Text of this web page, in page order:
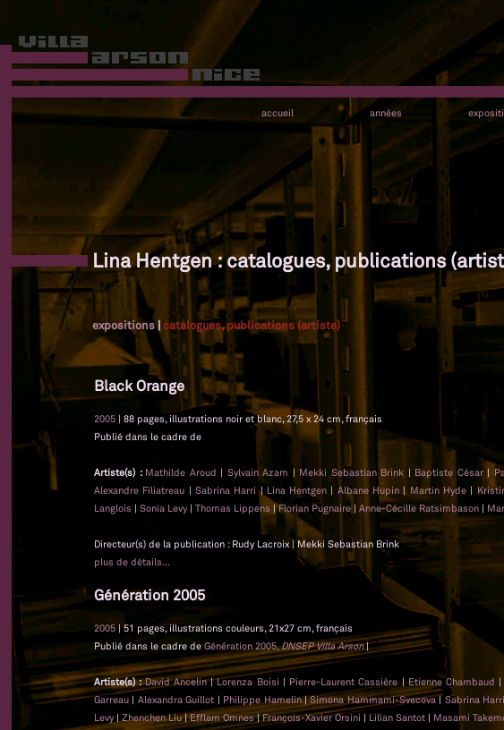
accueil années
Lina Hentgen : catalogues, publications
expositions|catalogues, publications (artiste)
Black Orange
2005 | 88 pages, illustrations noir et blanc, 27,5 x 24 cm, français
Publié dans le cadre de
Artiste(s) : Mathilde Aroud | Sylvain Azam | Mekki Sebastian Brink | Baptiste César|
Alexandre Filiatreau | Sabrina Harri | Lina Hentgen | Albane Hupin | Martin Hyde |
Langlois | Sonia Levy| Thomas Lippens |Florian Pugnaire| Anne-Cécille Ratsimbason |
Directeur(s) de la publication : Rudy Lacroix | Mekki Sebastian Brink
plus de détails...
Génération 2005
2005 | 51 pages, illustrations couleurs, 21x27 cm, français
Publié dans le cadre de Génération 2005,DNSEP Villa Arson|
Artiste(s) :David Ancelin|Lorenza Boisi | Pierre-Laurent Cassière|Etienne Chambaud |
Garreau | Alexandra Guillot | Philippe Hamelin|Simona Hammami-Svecova| Sabrina Harri
Levy| Zhenchen Liu|Efflam Omnes|François-Xavier Orsini | Lilian Santot | Masami